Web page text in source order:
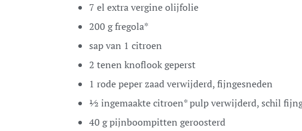
7 el extra vergine olijfolie
200 gfregola*
sap van 1 citroen
2 tenen knoflookgeperst
1 rode peperzaad verwijderd, fijngesneden
½ ingemaakte citroen*pulp verwijderd, schil
40 gpijnboompitten geroosterd